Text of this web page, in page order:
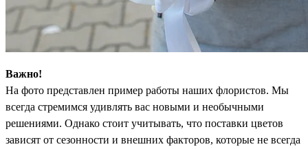
Важно!
На фото представлен пример работы наших флористов. Мы
всегда стремимся удивлять вас новыми и необычными
решениями. Однако стоит учитывать, что поставки цветов
зависят от сезонности и внешних факторов, которые не всегда